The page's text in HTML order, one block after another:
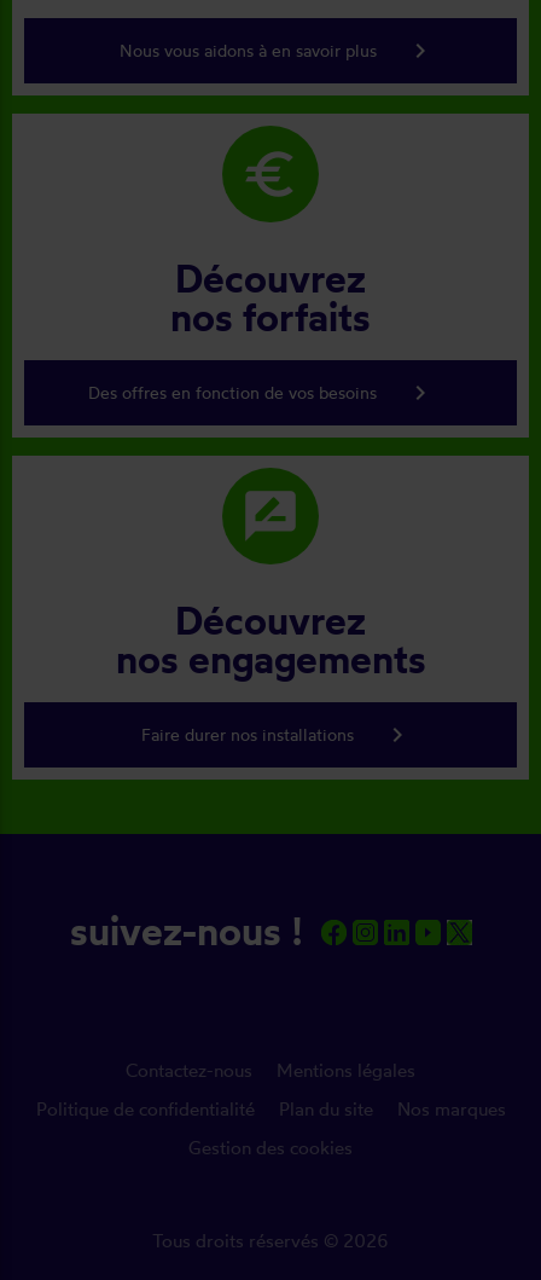
Nous vous aidons à en savoir plus keyboard_arrow_right
euro
Découvrez
nos forfaits
Des offres en fonction de vos besoins keyboard_arrow_right
rate_review
Découvrez
nos engagements
Faire durer nos installations keyboard_arrow_right
suivez-nous !
Contactez-nous
Mentions légales
Politique de confidentialité
Plan du site
Nos marques
Gestion des cookies
Tous droits réservés © 2026